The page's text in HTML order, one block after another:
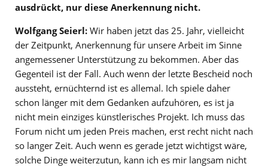
ausdrückt, nur diese Anerkennung nicht.
Wolfgang Seierl: Wir haben jetzt das 25. Jahr, vielleicht
der Zeitpunkt, Anerkennung für unsere Arbeit im Sinne
angemessener Unterstützung zu bekommen. Aber das
Gegenteil ist der Fall. Auch wenn der letzte Bescheid noch
aussteht, ernüchternd ist es allemal. Ich spiele daher
schon länger mit dem Gedanken aufzuhören, es ist ja
nicht mein einziges künstlerisches Projekt. Ich muss das
Forum nicht um jeden Preis machen, erst recht nicht nach
so langer Zeit. Auch wenn es gerade jetzt wichtigst wäre,
solche Dinge weiterzutun, kann ich es mir langsam nicht